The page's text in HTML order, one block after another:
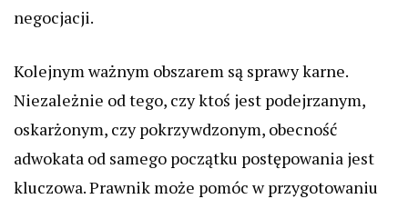
negocjacji.
Kolejnym ważnym obszarem są sprawy karne.
Niezależnie od tego, czy ktoś jest podejrzanym,
oskarżonym, czy pokrzywdzonym, obecność
adwokata od samego początku postępowania jest
kluczowa. Prawnik może pomóc w przygotowaniu